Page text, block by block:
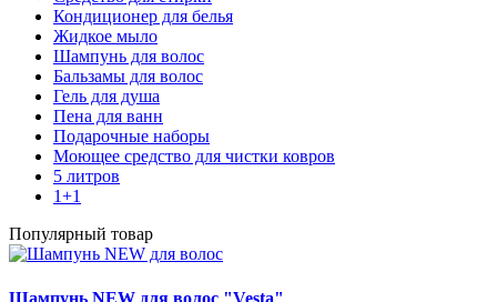
Кондиционер для белья
Жидкое мыло
Шампунь для волос
Бальзамы для волос
Гель для душа
Пена для ванн
Подарочные наборы
Моющее средство для чистки ковров
5 литров
1+1
Популярный товар
Шампунь NEW для волос "Vesta"